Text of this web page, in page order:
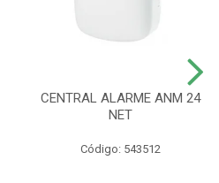
CENTRAL ALARME ANM 24
NET
Código: 543512